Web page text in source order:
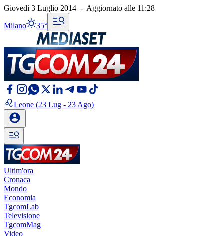
Giovedì 3 Luglio 2014 - Aggiornato alle 11:28
Milano 35°
Leone (23 Lug - 23 Ago)
Ultim'ora
Cronaca
Mondo
Economia
TgcomLab
Televisione
TgcomMag
Video